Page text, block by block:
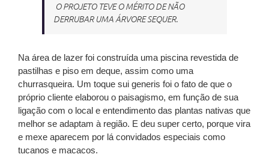
O PROJETO TEVE O MÉRITO DE NÃO
DERRUBAR UMA ÁRVORE SEQUER.
Na área de lazer foi construída uma piscina revestida de
pastilhas e piso em deque, assim como uma
churrasqueira. Um toque sui generis foi o fato de que o
próprio cliente elaborou o paisagismo, em função de sua
ligação com o local e entendimento das plantas nativas que
melhor se adaptam à região. E deu super certo, porque vira
e mexe aparecem por lá convidados especiais como
tucanos e macacos.